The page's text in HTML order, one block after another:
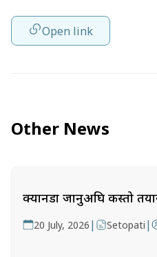
Open link
Other News
क्यानडा जानुअघि कस्तो
20 July, 2026 | Setopati |